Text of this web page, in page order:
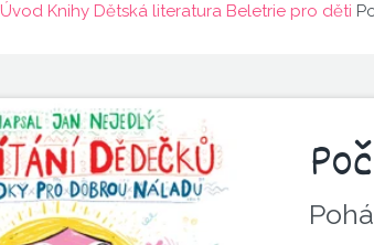
Úvod Knihy Dětská literatura Beletrie pro děti